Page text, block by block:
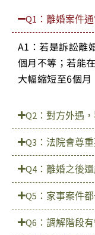
Q1：離婚案件
A1：若是訴訟離
個月不等；若能
大幅縮短至6個月
Q2：對方外遇
Q3：法院會尊
Q4：離婚之後
Q5：家事案件
Q6：調解階段